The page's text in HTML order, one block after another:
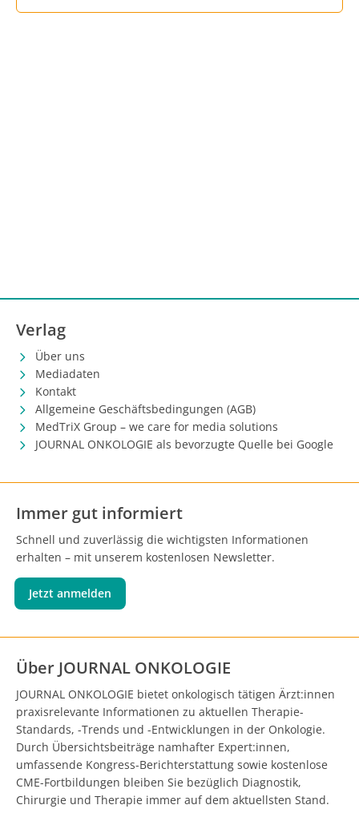
Verlag
Über uns
Mediadaten
Kontakt
Allgemeine Geschäftsbedingungen (AGB)
MedTriX Group – we care for media solutions
JOURNAL ONKOLOGIE als bevorzugte Quelle bei Google
Immer gut informiert
Schnell und zuverlässig die wichtigsten Informationen
erhalten – mit unserem kostenlosen Newsletter.
Jetzt anmelden
Über JOURNAL ONKOLOGIE
JOURNAL ONKOLOGIE bietet onkologisch tätigen Ärzt:innen
praxisrelevante Informationen zu aktuellen Therapie-
Standards, -Trends und -Entwicklungen in der Onkologie.
Durch Übersichtsbeiträge namhafter Expert:innen,
umfassende Kongress-Berichterstattung sowie kostenlose
CME-Fortbildungen bleiben Sie bezüglich Diagnostik,
Chirurgie und Therapie immer auf dem aktuellsten Stand.